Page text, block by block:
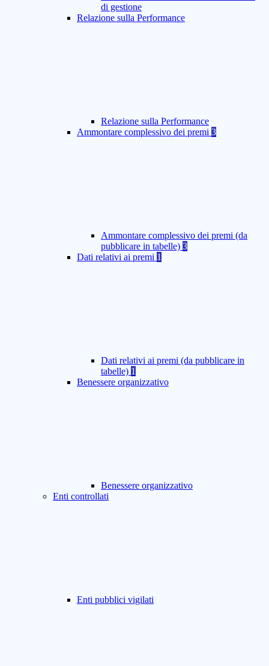
di gestione
Relazione sulla Performance
Relazione sulla Performance
Ammontare complessivo dei premi 3
Ammontare complessivo dei premi (da
pubblicare in tabelle) 3
Dati relativi ai premi 1
Dati relativi ai premi (da pubblicare in
tabelle) 1
Benessere organizzativo
Benessere organizzativo
Enti controllati
Enti pubblici vigilati